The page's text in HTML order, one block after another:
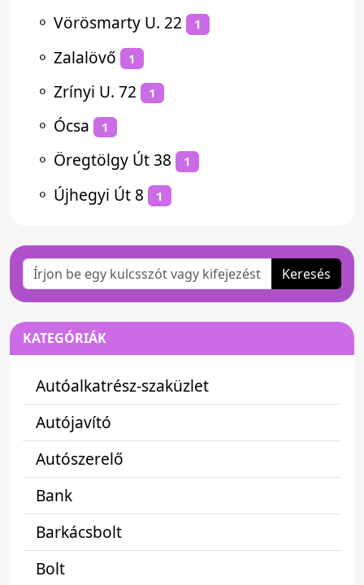
⚬ Vörösmarty U. 22 1
⚬ Zalalövő 1
⚬ Zrínyi U. 72 1
⚬ Ócsa 1
⚬ Öregtölgy Út 38 1
⚬ Újhegyi Út 8 1
Keresés
KATEGÓRIÁK
Autóalkatrész-szaküzlet
Autójavító
Autószerelő
Bank
Barkácsbolt
Bolt